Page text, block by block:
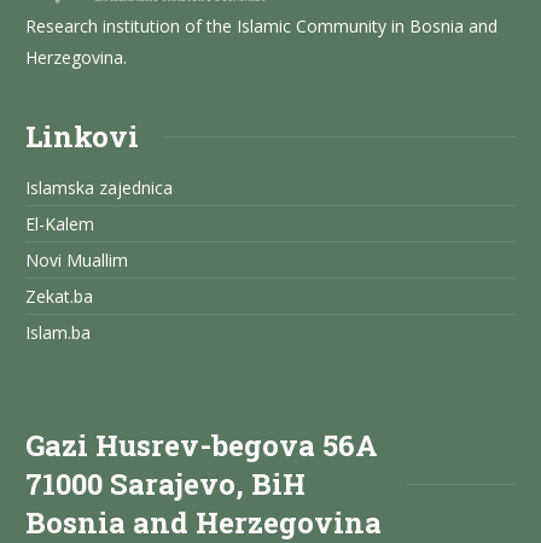
Research institution of the Islamic Community in Bosnia and
Herzegovina.
Linkovi
Islamska zajednica
El-Kalem
Novi Muallim
Zekat.ba
Islam.ba
Gazi Husrev-begova 56A
71000 Sarajevo, BiH
Bosnia and Herzegovina